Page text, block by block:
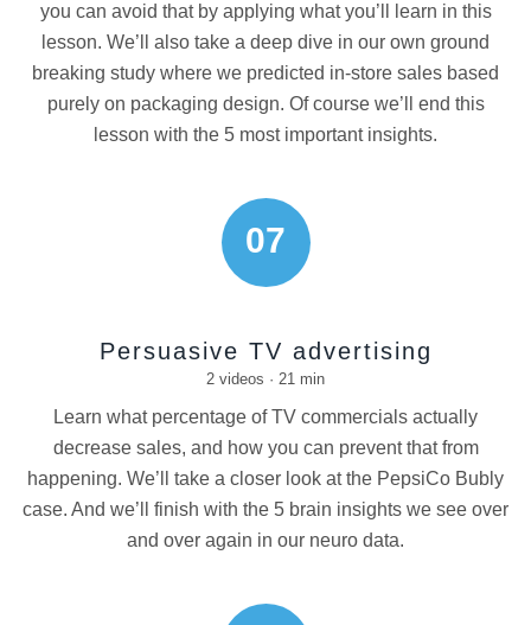
you can avoid that by applying what you’ll learn in this
lesson. We’ll also take a deep dive in our own ground
breaking study where we predicted in-store sales based
purely on packaging design. Of course we’ll end this
lesson with the 5 most important insights.
07
Persuasive TV advertising
2 videos · 21 min
Learn what percentage of TV commercials actually
decrease sales, and how you can prevent that from
happening. We’ll take a closer look at the PepsiCo Bubly
case. And we’ll finish with the 5 brain insights we see over
and over again in our neuro data.